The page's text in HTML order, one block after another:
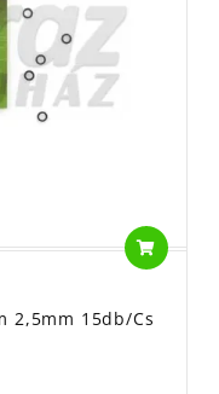
2,5mm 15db/cs